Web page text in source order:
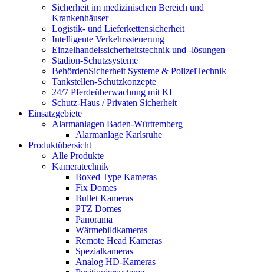
Sicherheit im medizinischen Bereich und
Krankenhäuser
Logistik- und Lieferkettensicherheit
Intelligente Verkehrssteuerung
Einzelhandelssicherheitstechnik und -lösungen
Stadion-Schutzsysteme
BehördenSicherheit Systeme & PolizeiTechnik
Tankstellen-Schutzkonzepte​
24/7 Pferdeüberwachung mit KI
Schutz-Haus / Privaten Sicherheit
Einsatzgebiete
Alarmanlagen Baden-Württemberg
Alarmanlage Karlsruhe
Produktübersicht
Alle Produkte
Kameratechnik
Boxed Type Kameras
Fix Domes
Bullet Kameras
PTZ Domes
Panorama
Wärmebildkameras
Remote Head Kameras
Spezialkameras
Analog HD-Kameras